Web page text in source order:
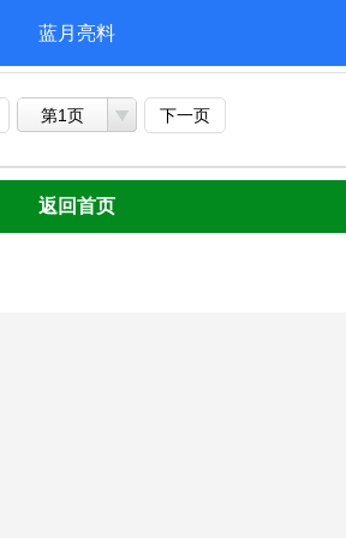
蓝月亮料
第1页 下一页
返回首页